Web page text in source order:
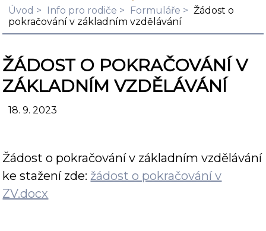
Úvod Info pro rodiče Formuláře
Žádost o
pokračování v základním vzdělávání
ŽÁDOST O POKRAČOVÁNÍ V
ZÁKLADNÍM VZDĚLÁVÁNÍ
18. 9. 2023
Žádost o pokračování v základním vzdělávání
ke stažení zde: žádost o pokračování v
ZV.docx